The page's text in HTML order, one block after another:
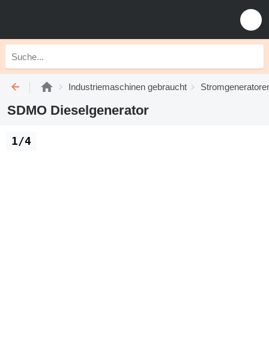
Industriemaschinen gebraucht
SDMO Dieselgenerator
1/4